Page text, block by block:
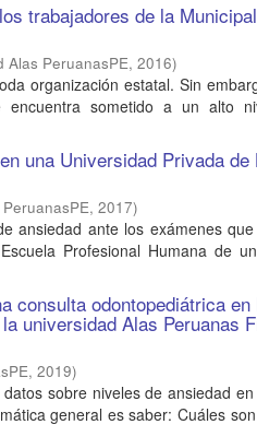
trabajadores de la
Alas PeruanasPE,2016)
organización estatal. Sin
sometido a un alto
una Universidad Privada de
,2017)
ansiedad ante los exámenes
Profesional Humana de
consulta odontopediátrica
universidad Alas Peruanas
,2019)
sobre niveles de ansiedad
general es saber: Cuáles